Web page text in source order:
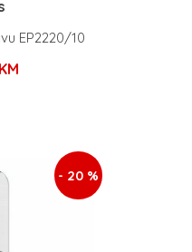
EP2220/10
KM
- 20 %